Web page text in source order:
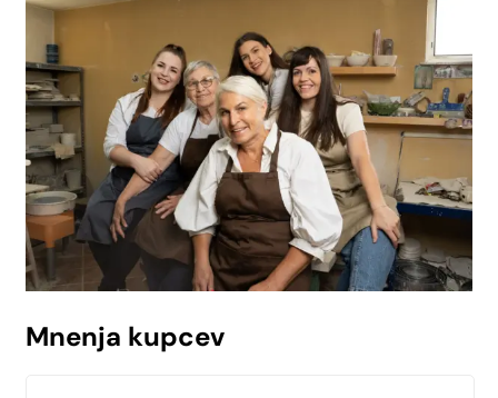
Mnenja kupcev